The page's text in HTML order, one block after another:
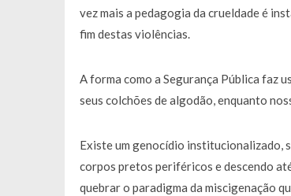
vez mais a pedagogia da crueldade é
fim destas violências.
A forma como a Segurança Pública faz
seus colchões de algodão, enquanto
Existe um genocídio institucionalizado,
corpos pretos periféricos e descendo
quebrar o paradigma da miscigenação